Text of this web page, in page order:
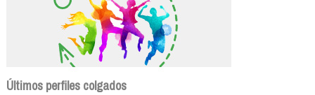
Últimos perfiles colgados